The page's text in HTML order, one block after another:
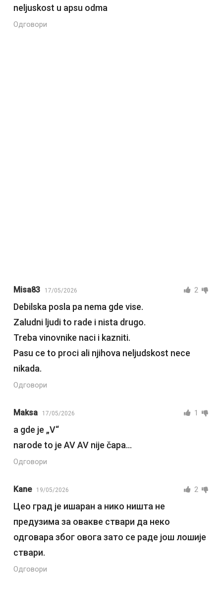
neljuskost u apsu odma
Одговори
Misa83 17/05/2026 2
Debilska posla pa nema gde vise.
Zaludni ljudi to rade i nista drugo.
Treba vinovnike naci i kazniti.
Pasu ce to proci ali njihova neljudskost nece
nikada.
Одговори
Maksa 17/05/2026 1
a gde je „V“
narode to je AV AV nije čapa…
Одговори
Kane 19/05/2026 2
Цео град је ишаран а нико ништа не
предузима за овакве ствари да неко
одговара због овога зато се раде још лошије
ствари.
Одговори